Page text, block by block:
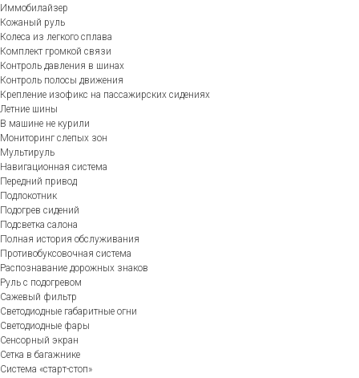
Иммобилайзер
Кожаный руль
Колеса из легкого сплава
Комплект громкой связи
Контроль давления в шинах
Контроль полосы движения
Крепление изофикс на пассажирских сидениях
Летние шины
В машине не курили
Мониторинг слепых зон
Мультируль
Навигационная система
Передний привод
Подлокотник
Подогрев сидений
Подсветка салона
Полная история обслуживания
Противобуксовочная система
Распознавание дорожных знаков
Руль с подогревом
Сажевый фильтр
Светодиодные габаритные огни
Светодиодные фары
Сенсорный экран
Сетка в багажнике
Система «старт-стоп»